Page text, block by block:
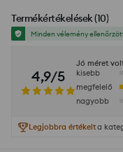
Termékértékelések(10)
Minden vélemény
4,9/5
Jó méret
kisebb
megfelelő
nagyobb
Legjobbra értékelta